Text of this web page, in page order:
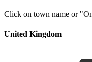
Click on town name or
United Kingdom